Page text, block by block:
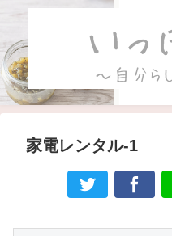
家電レンタル-1